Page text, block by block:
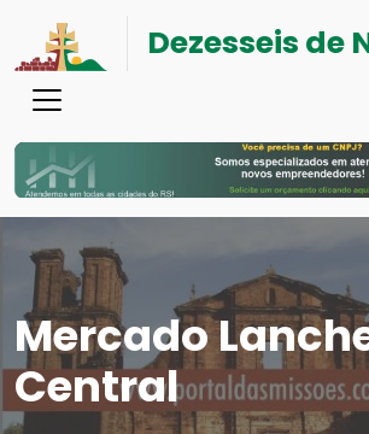
Dezesseis de
Mercado
Central